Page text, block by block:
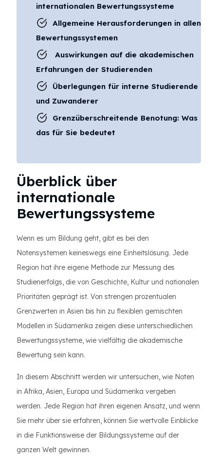
internationalen Bewertungssysteme
Allgemeine Herausforderungen in allen
Bewertungssystemen
Auswirkungen auf die akademischen
Erfahrungen der Studierenden
Überlegungen für interne Studierende
und Zuwanderer
Grenzüberschreitende Benotung: Was
das für Sie bedeutet
Überblick über
internationale
Bewertungssysteme
Wenn es um Bildung geht, gibt es bei den
Notensystemen keineswegs eine Einheitslösung. Jede
Region hat ihre eigene Methode zur Messung des
Studienerfolgs, die von Geschichte, Kultur und nationalen
Prioritäten geprägt ist. Von strengen prozentualen
Grenzwerten in Asien bis hin zu flexiblen gemischten
Modellen in Südamerika zeigen diese unterschiedlichen
Bewertungssysteme, wie vielfältig die akademische
Bewertung sein kann.
In diesem Abschnitt werden wir untersuchen, wie Noten
in Afrika, Asien, Europa und Südamerika vergeben
werden. Jede Region hat ihren eigenen Ansatz, und wenn
Sie mehr über sie erfahren, können Sie wertvolle Einblicke
in die Funktionsweise der Bildungssysteme auf der
ganzen Welt gewinnen.